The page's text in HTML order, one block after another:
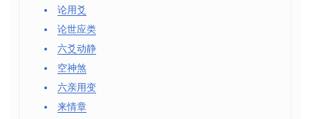
论用爻
论世应类
六爻动静
空神煞
六亲用变
来情章